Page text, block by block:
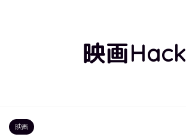
映画Hack
映画